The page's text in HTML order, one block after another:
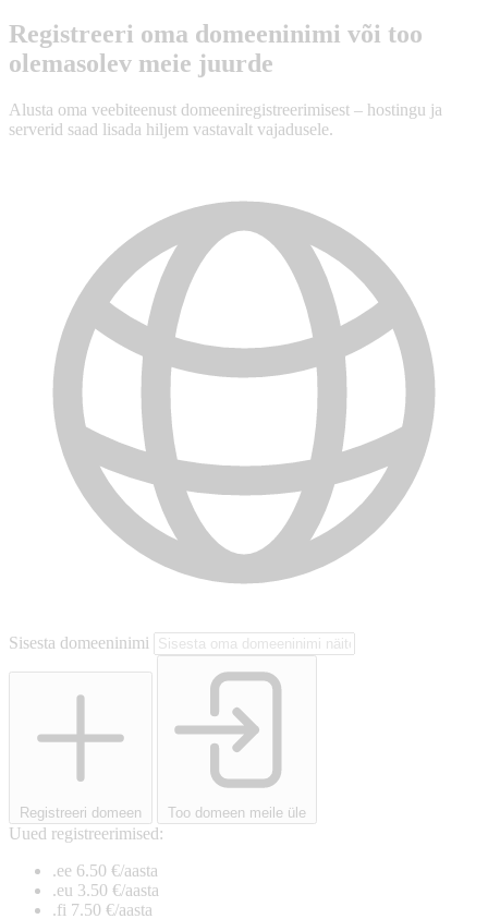
Registreeri oma domeeninimi või too
olemasolev meie juurde
Alusta oma veebiteenust domeeniregistreerimisest – hostingu ja
serverid saad lisada hiljem vastavalt vajadusele.
Sisesta domeeninimi
Registreeri domeen Too domeen meile üle
Uued registreerimised:
.ee 6.50 €/aasta
.eu 3.50 €/aasta
.fi 7.50 €/aasta